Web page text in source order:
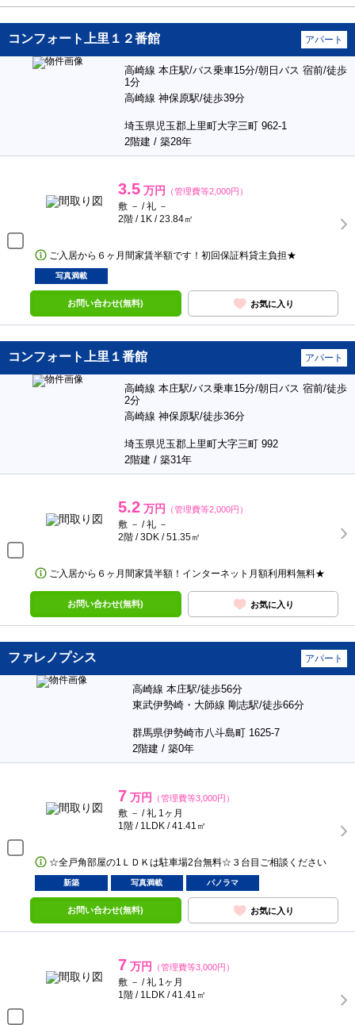
コンフォート上里１２番館 アパート
高崎線 本庄駅/バス乗車15分/朝日バス 宿前/徒歩
1分
高崎線 神保原駅/徒歩39分
埼玉県児玉郡上里町大字三町 962-1
2階建 / 築28年
3.5 万円 （管理費等2,000円）
敷 － / 礼 －
2階 / 1K / 23.84㎡
ご入居から６ヶ月間家賃半額です！初回保証料貸主負担★
写真満載
お問い合わせ(無料) お気に入り
コンフォート上里１番館 アパート
高崎線 本庄駅/バス乗車15分/朝日バス 宿前/徒歩
2分
高崎線 神保原駅/徒歩36分
埼玉県児玉郡上里町大字三町 992
2階建 / 築31年
5.2 万円 （管理費等2,000円）
敷 － / 礼 －
2階 / 3DK / 51.35㎡
ご入居から６ヶ月間家賃半額！インターネット月額利用料無料★
お問い合わせ(無料) お気に入り
ファレノプシス アパート
高崎線 本庄駅/徒歩56分
東武伊勢崎・大師線 剛志駅/徒歩66分
群馬県伊勢崎市八斗島町 1625-7
2階建 / 築0年
7 万円 （管理費等3,000円）
敷 － / 礼 1ヶ月
1階 / 1LDK / 41.41㎡
☆全戸角部屋の1ＬＤＫは駐車場2台無料☆３台目ご相談ください
新築 写真満載 パノラマ
お問い合わせ(無料) お気に入り
7 万円 （管理費等3,000円）
敷 － / 礼 1ヶ月
1階 / 1LDK / 41.41㎡